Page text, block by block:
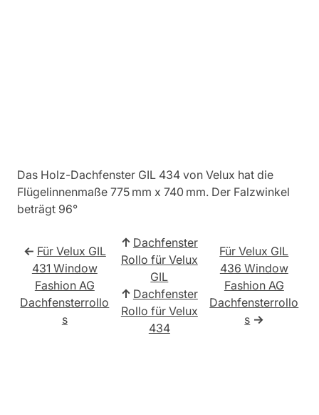
Das Holz-Dachfenster GIL 434 von Velux hat die
Flügelinnenmaße 775 mm x 740 mm. Der Falzwinkel
beträgt 96°
← Für Velux GIL
431 Window
Fashion AG
Dachfensterrollo
s
↑ Dachfenster
Rollo für Velux
GIL
↑ Dachfenster
Rollo für Velux
434
Für Velux GIL
436 Window
Fashion AG
Dachfensterrollo
s →